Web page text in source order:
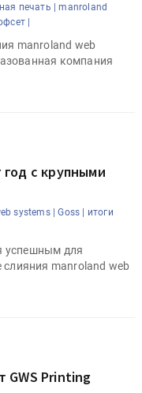
печать | manroland
|
manroland web
компания
год с крупными
systems | Goss | итоги
успешным для
слияния manroland web
GWS Printing